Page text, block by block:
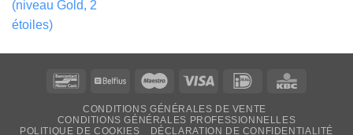
BancontactBelfius Maestro Idéal
CONDITIONS GÉNÉRALES DE VENTE
CONDITIONS GÉNÉRALES PROFESSIONNELLES
POLITIQUE DE COOKIES
DÉCLARATION DE CONFIDENTIALITÉ